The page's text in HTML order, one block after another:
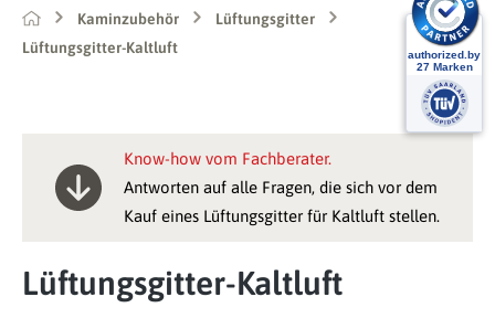
Kaminzubehör
Lüftungsgitter
Lüftungsgitter-Kaltluft
Know-how vom Fachberater.
Antworten auf alle Fragen, die sich vor dem
Kauf eines Lüftungsgitter für Kaltluft stellen.
Lüftungsgitter-Kaltluft